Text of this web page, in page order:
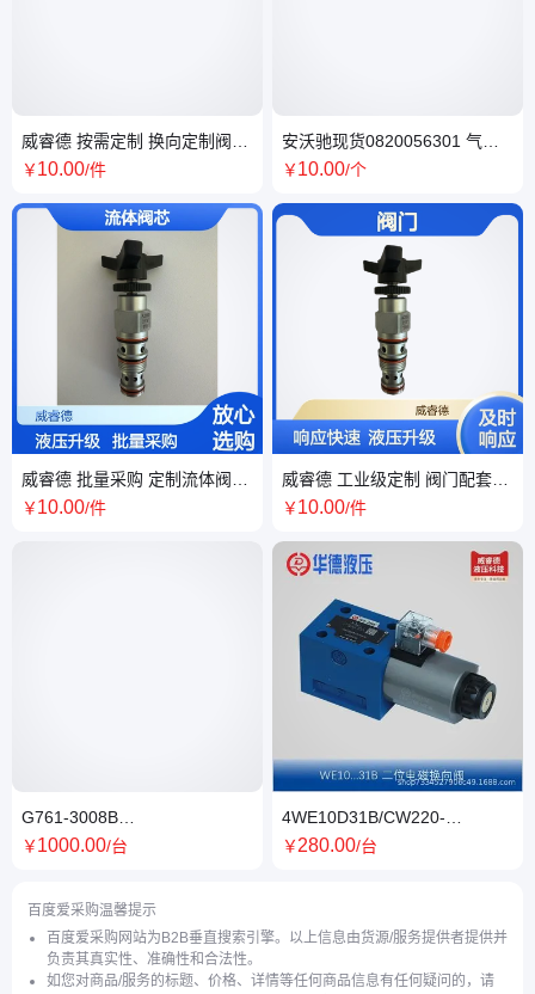
威睿德 按需定制 换向定制阀芯
适配性强 流量调节优化
￥10.00/件
威睿德 批量采购 定制流体阀芯
支持打样 液压系统升级
￥10.00/件
G761-3008B
H19JOGM4VPH，MOOG__穆
￥1000.00/台
安沃驰现货0820056301 气动
电磁阀 Aventics 力士乐
￥10.00/个
威睿德 工业级定制 阀门配套阀
芯 响应快速 液压系统升级
￥10.00/件
4WE10D31B/CW220-
50N9Z5L.电磁换向阀 原装正品
￥280.00/台
百度爱采购温馨提示
百度爱采购网站为B2B垂直搜索引擎。以上信息由货源/服务提供者提供并
负责其真实性、准确性和合法性。
如您对商品/服务的标题、价格、详情等任何商品信息有任何疑问的，请